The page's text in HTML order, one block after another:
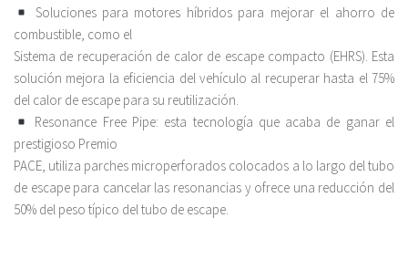
Soluciones para motores híbridos para mejorar el ahorro de
combustible, como el
Sistema de recuperación de calor de escape compacto (EHRS). Esta
solución mejora la eficiencia del vehículo al recuperar hasta el 75%
del calor de escape para su reutilización.
Resonance Free Pipe: esta tecnología que acaba de ganar el
prestigioso Premio
PACE, utiliza parches microperforados colocados a lo largo del tubo
de escape para cancelar las resonancias y ofrece una reducción del
50% del peso típico del tubo de escape.